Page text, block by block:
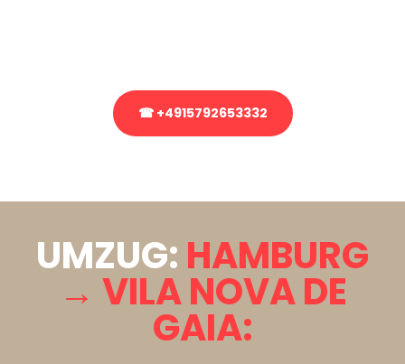
☎ +4915792653332
UMZUG: HAMBURG
→ VILA NOVA DE
GAIA: